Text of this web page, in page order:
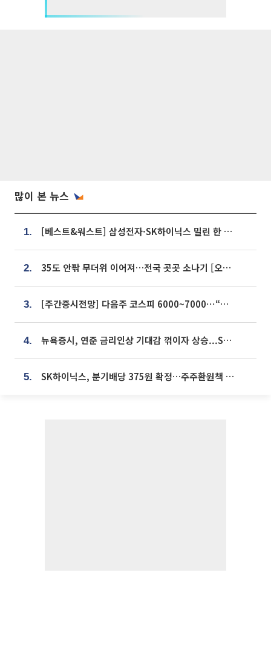
많이 본 뉴스
1. [베스트&워스트] 삼성전자·SK하이닉스 밀린 한 주…상상인증권은 85% 급등
2. 35도 안팎 무더위 이어져…전국 곳곳 소나기 [오늘 날씨]
3. [주간증시전망] 다음주 코스피 6000~7000⋯“外人 수급은 정책이 변수”
4. 뉴욕증시, 연준 금리인상 기대감 꺾이자 상승...S&P500 사상 최고치 [종합]
5. SK하이닉스, 분기배당 375원 확정…주주환원책 9월로 앞당겨 발표